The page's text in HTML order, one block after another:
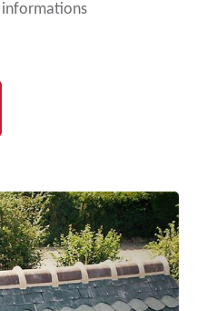
informations